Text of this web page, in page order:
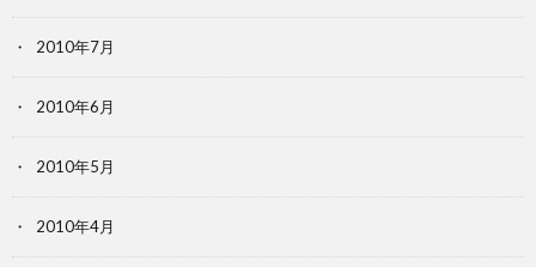
2010年7月
2010年6月
2010年5月
2010年4月